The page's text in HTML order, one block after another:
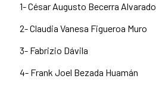
1- César Augusto Becerra Alvarado
2- Claudia Vanesa Figueroa Muro
3- Fabrizio Dávila
4- Frank Joel Bezada Huamán